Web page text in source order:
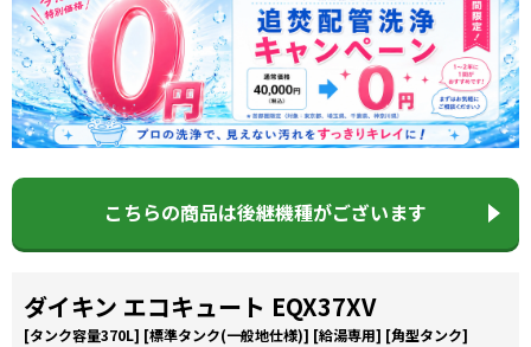
こちらの商品は後継機種がございます
ダイキン エコキュート EQX37XV
[タンク容量370L] [標準タンク(一般地仕様)] [給湯専用] [角型タンク]